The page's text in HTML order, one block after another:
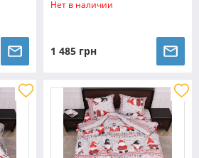
№954631 Черешенка™
Нет в наличии
1 485 грн